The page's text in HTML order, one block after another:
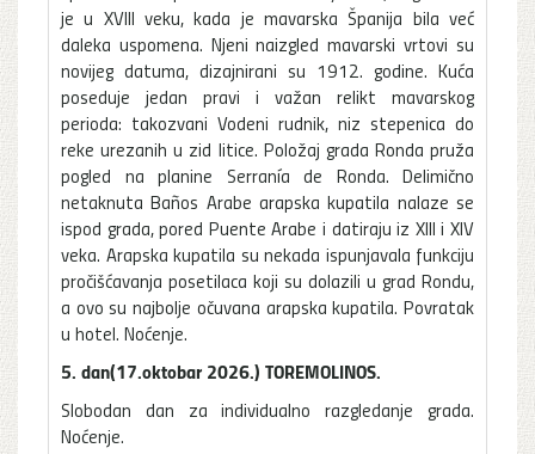
je u XVIII veku, kada je mavarska Španija bila već
daleka uspomena. Njeni naizgled mavarski vrtovi su
novijeg datuma, dizajnirani su 1912. godine. Kuća
poseduje jedan pravi i važan relikt mavarskog
perioda: takozvani Vodeni rudnik, niz stepenica do
reke urezanih u zid litice. Položaj grada Ronda pruža
pogled na planine Serranía de Ronda. Delimično
netaknuta Baños Arabe arapska kupatila nalaze se
ispod grada, pored Puente Arabe i datiraju iz XIII i XIV
veka. Arapska kupatila su nekada ispunjavala funkciju
pročišćavanja posetilaca koji su dolazili u grad Rondu,
a ovo su najbolje očuvana arapska kupatila. Povratak
u hotel. Noćenje.
5. dan(17.oktobar 2026.) TOREMOLINOS.
Slobodan dan za individualno razgledanje grada.
Noćenje.